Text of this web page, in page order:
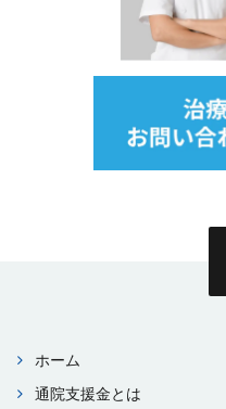
ホーム
通院⽀援⾦とは